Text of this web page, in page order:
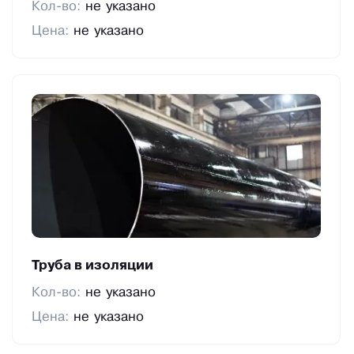
Кол-во: не указано
Цена: не указано
Труба в изоляции
Кол-во: не указано
Цена: не указано